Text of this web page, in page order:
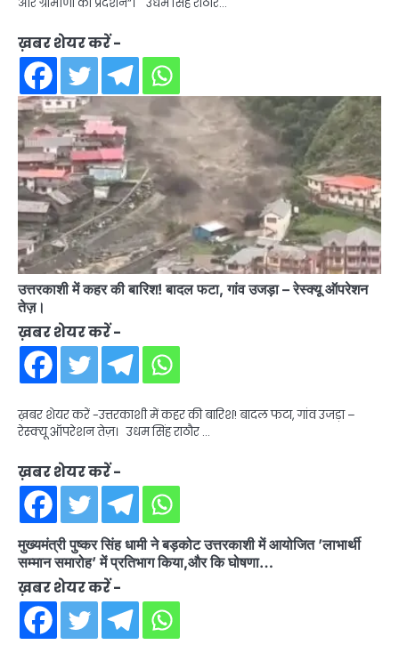
और ग्रामीणों का प्रदर्शन”। उधम सिंह राठौर…
ख़बर शेयर करें -
उत्तरकाशी में कहर की बारिश! बादल फटा, गांव उजड़ा – रेस्क्यू ऑपरेशन
तेज़।
ख़बर शेयर करें -
ख़बर शेयर करें -उत्तरकाशी में कहर की बारिश! बादल फटा, गांव उजड़ा –
रेस्क्यू ऑपरेशन तेज़। उधम सिंह राठौर …
ख़बर शेयर करें -
मुख्यमंत्री पुष्कर सिंह धामी ने बड़कोट उत्तरकाशी में आयोजित ’लाभार्थी
सम्मान समारोह’ में प्रतिभाग किया,और कि घोषणा…
ख़बर शेयर करें -